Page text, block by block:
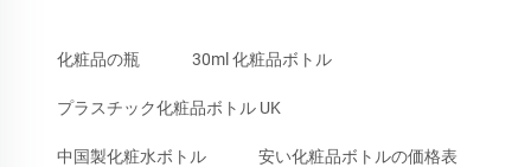
化粧品の瓶 30ml 化粧品ボトル
プラスチック化粧品ボトル UK
中国製化粧水ボトル 安い化粧品ボトルの価格表